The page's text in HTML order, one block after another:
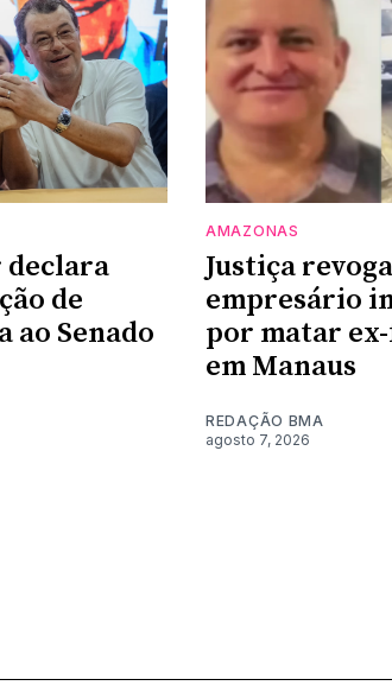
declara
de
ao Senado
AMAZONAS
Justiça
empresário
por matar
em Manaus
REDAÇÃO BMA
agosto 7, 2026